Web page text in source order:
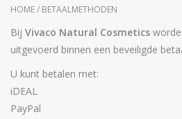
Lichaamsverzorging
Specialiteiten
Natuurlijke Kruiden
Apotheek
HOME/ BETAALMETHODEN
Bij Vivaco Natural Cosmetics
uitgevoerd binnen een beveiligde
U kunt betalen met:
iDEAL
PayPal